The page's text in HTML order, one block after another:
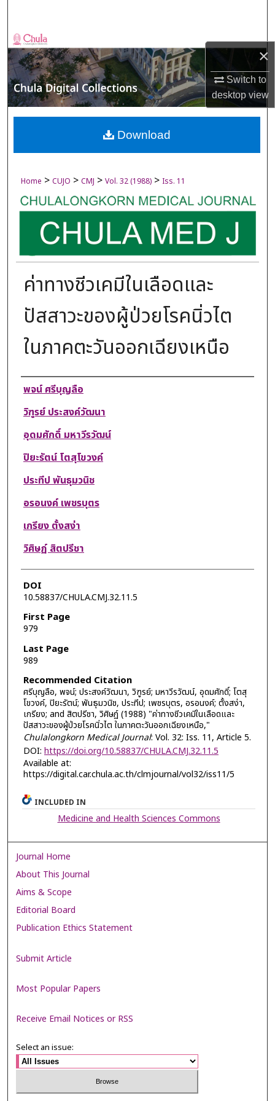
×
Switch to
desktopview
Browse Collections
My Account
About
Digital Commons Network™
Home > CUJO > CMJ > Vol. 32 (1988) > Iss. 11
ค่าทางชีวเคมีในเลือดและ
ปัสสาวะของผู้ป่วยโรคนิ่วไต
ในภาคตะวันออกเฉียงเหนือ
Authors
พจน์ ศรีบุญลือ
วิฑูรย์ ประสงค์วัฒนา
อุดมศักดิ์ มหาวีรวัฒน์
ปิยะรัตน์ โตสุโขวงค์
ประทีป พันธุมวนิช
อรอนงค์ เพชรบุตร
เกรียง ตั้งสง่า
วิศิษฏ์ สิตปรีชา
DOI
10.58837/CHULA.CMJ.32.11.5
First Page
979
Last Page
989
Recommended Citation
ศรีบุญลือ, พจน์; ประสงค์วัฒนา, วิฑูรย์; มหาวีรวัฒน์, อุดมศักดิ์; โตสุ
โขวงค์, ปิยะรัตน์; พันธุมวนิช, ประทีป; เพชรบุตร, อรอนงค์; ตั้งสง่า,
เกรียง; and สิตปรีชา, วิศิษฏ์ (1988) "ค่าทางชีวเคมีในเลือดและ
ปัสสาวะของผู้ป่วยโรคนิ่วไต ในภาคตะวันออกเฉียงเหนือ,"
Chulalongkorn Medical Journal: Vol. 32: Iss. 11, Article 5.
DOI: https://doi.org/10.58837/CHULA.CMJ.32.11.5
Available at:
https://digital.car.chula.ac.th/clmjournal/vol32/iss11/5
Download
INCLUDED IN
Medicine and Health Sciences Commons
Journal Home
About This Journal
Aims & Scope
Editorial Board
Publication Ethics Statement
Submit Article
Most Popular Papers
Receive Email Notices or RSS
Select an issue: